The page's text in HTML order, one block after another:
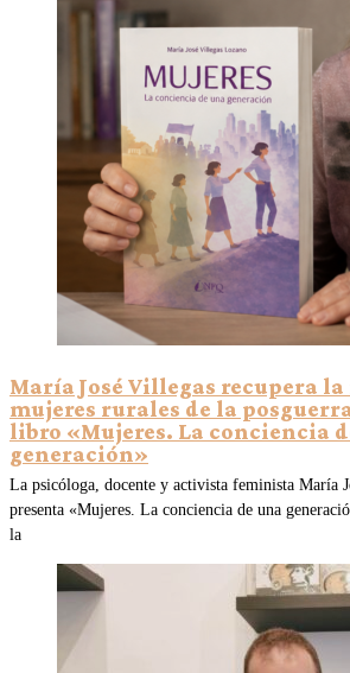
María José Villegas recupera
mujeres rurales de la
libro «Mujeres. La conciencia
generación»
La psicóloga, docente y activista feminista María
presenta «Mujeres. La conciencia de una
la